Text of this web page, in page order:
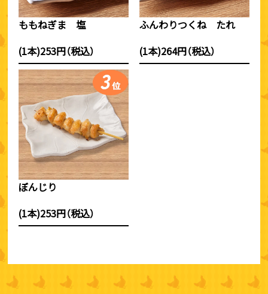
ももねぎま 塩
(1本)253円（税込）
ふんわりつくね たれ
(1本)264円（税込）
ぼんじり
(1本)253円（税込）